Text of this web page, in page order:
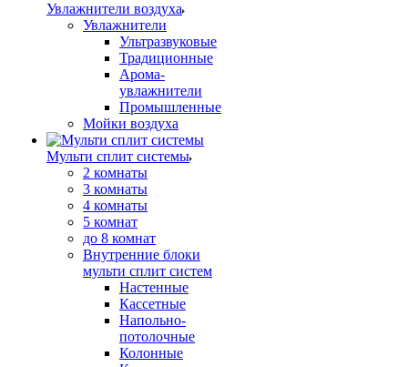
Увлажнители воздуха
Увлажнители
Ультразвуковые
Традиционные
Арома-
увлажнители
Промышленные
Мойки воздуха
Мульти сплит системы
2 комнаты
3 комнаты
4 комнаты
5 комнат
до 8 комнат
Внутренние блоки
мульти сплит систем
Настенные
Кассетные
Напольно-
потолочные
Колонные